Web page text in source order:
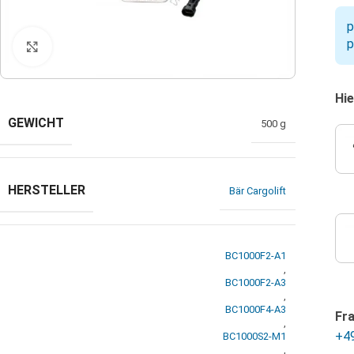
GEWICHT 500 g
HERSTELLER Bär Cargolift
BC1000F2-A1
,
BC1000F2-A3
,
BC1000F4-A3
,
BC1000S2-M1
,